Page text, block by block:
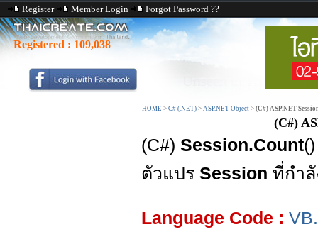
Register Member Login Forgot Password ??
Registered : 109,038
HOME > C# (.NET) > ASP.NET Object > (C#) ASP.NET
(C#)
(C#) Session.Count
ตัวแปร Session ที่กำ
Language Code :